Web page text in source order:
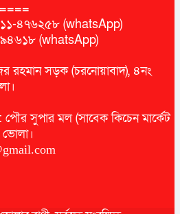
৪৭৬২৫৮ (whatsApp)
(whatsApp)
রহমান সড়ক (চরনোয়াবাদ), ৪নং
: পৌর সুপার মল (সাবেক কিচেন মার্কেট